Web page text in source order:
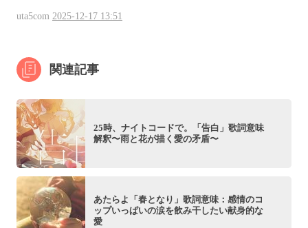
uta5com 2025-12-17 13:51
関連記事
25時、ナイトコードで。「告白」歌詞意味
解釈〜雨と花が描く愛の矛盾〜
あたらよ「春となり」歌詞意味：感情のコ
ップいっぱいの涙を飲み干したい献身的な
愛